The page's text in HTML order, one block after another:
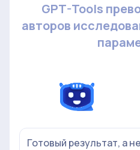
GPT-Tools
авторов
Готовый результат, а